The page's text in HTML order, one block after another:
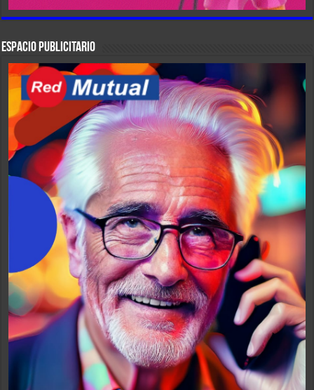
ESPACIO PUBLICITARIO